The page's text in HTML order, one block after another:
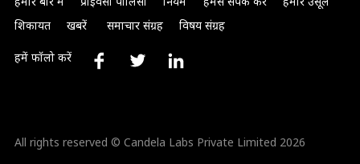
शिकायत
खबरें समाचार संग्रह विषय संग्रह
हमें फॉलो करें
All rights reserved © Candela Labs Private Limited 2026